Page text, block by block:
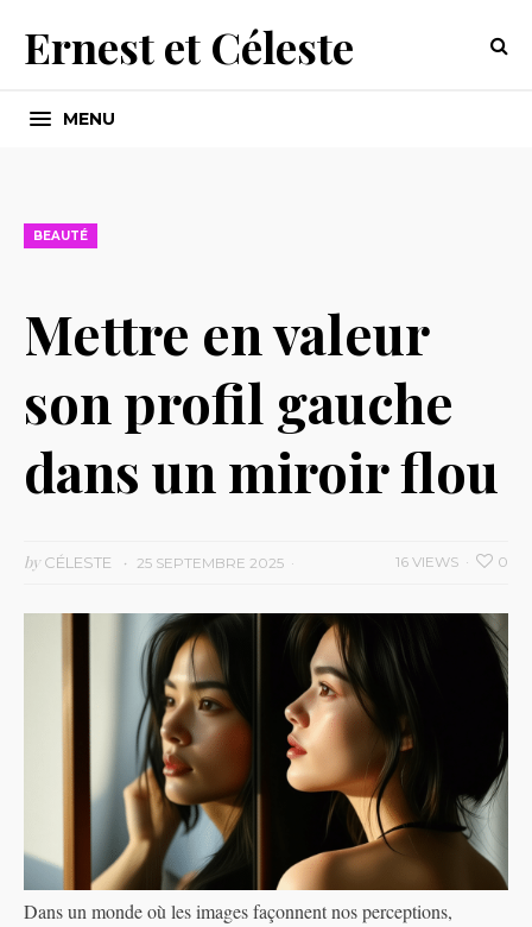
Ernest et Céleste
MENU
BEAUTÉ
Mettre en valeur
son profil gauche
dans un miroir flou
byCÉLESTE 25 SEPTEMBRE 2025 0
16 VIEWS
Dans un monde où les images façonnent nos perceptions,